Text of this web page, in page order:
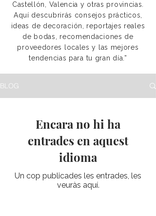
Castellón, Valencia y otras provincias.
Aquí descubrirás consejos prácticos,
ideas de decoración, reportajes reales
de bodas, recomendaciones de
proveedores locales y las mejores
tendencias para tu gran día.”
BLOG
Encara no hi ha
entrades en aquest
idioma
Un cop publicades les entrades, les
veuràs aquí.